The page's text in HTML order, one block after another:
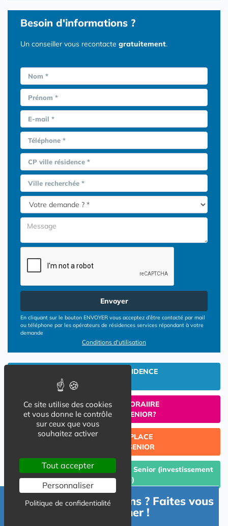
Besoin d'informations ?
Un conseiller vous recontacte gratuitement.
Nom *
Prénom *
E-mail *
Téléphone *
CP ville résidence *
Ville recherchée *
Envoyer
En cliquant sur le bouton ENVOYER vous acceptez d’être contacté par mail
ou téléphone par les opérateurs de résidences services répondant à votre
demande
Conditions d'utilisation
INVESTIR EN RESIDENCE
UN SEJOUR TEMPORAIIRE
EN RESIDENCE SENIOR?
TROUVER UNE PLACE
EN RESIDENCE SENIOR
Céder un lot acquis en Résidence Senior (investissement
Lmp/Lmnp)
Besoin d'informations ? Faites vous
accompagner !
Ce site utilise des cookies
et vous donne le contrôle
sur ceux que vous
souhaitez activer
Tout accepter
Personnaliser
Politique de confidentialité